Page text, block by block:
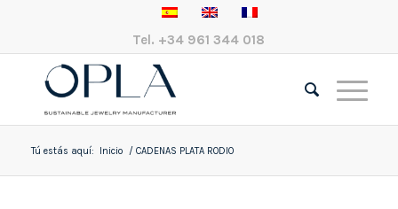
Tel. +34 961 344 018
Tú estás aquí: Inicio / CADENAS PLATA RODIO